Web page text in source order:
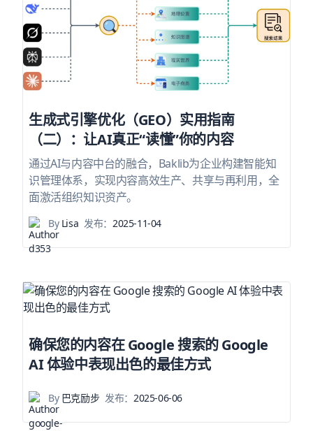
生成式引擎优化（GEO）实用指南
（二）：让AI真正“读懂”你的内容
通过AI与内容中台的融合，Baklib为企业构建智能知
识管理体系，实现内容高效生产、共享与再利用，全
面激活组织知识资产。
ByLisa 发布： 2025-11-04
确保您的内容在 Google 搜索的 Google
AI 体验中表现出色的最佳方式
By巴克励步 发布： 2025-06-06